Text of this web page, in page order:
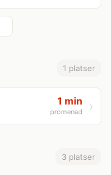
1 platser
1 min
promenad
3 platser